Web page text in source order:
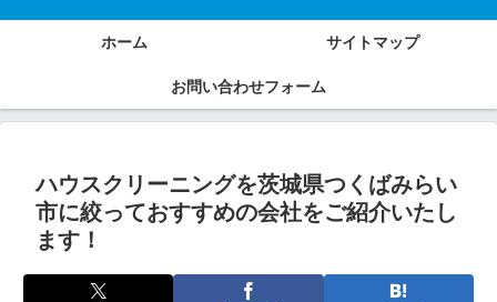
ホーム サイトマップ
お問い合わせフォーム
ハウスクリーニングを茨城県つくばみらい
市に絞っておすすめの会社をご紹介いたし
ます！